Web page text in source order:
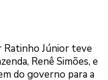
Júnior teve
Renê Simões, e
do governo para a